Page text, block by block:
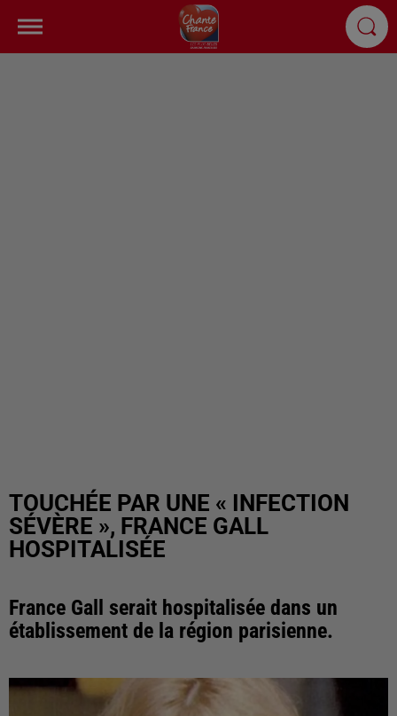
TOUCHÉE PAR UNE « INFECTION
SÉVÈRE », FRANCE GALL
HOSPITALISÉE
France Gall serait hospitalisée dans un
établissement de la région parisienne.